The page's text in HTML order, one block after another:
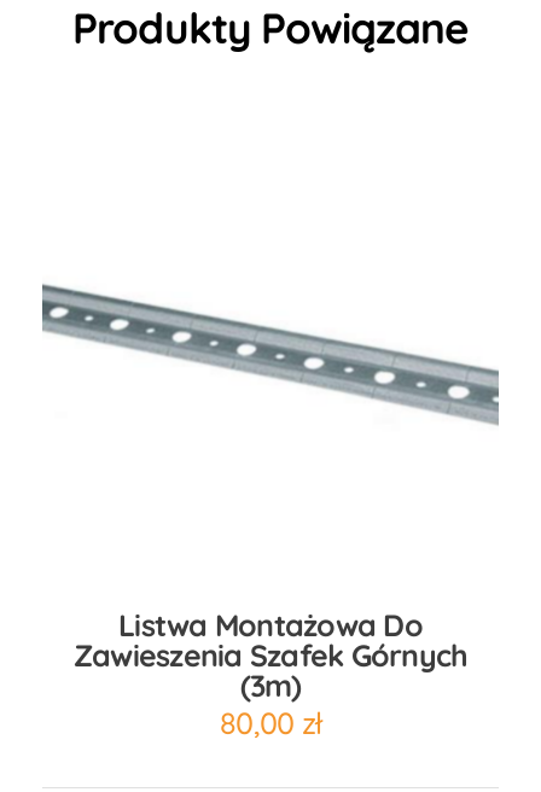
Produkty Powiązane
Listwa Montażowa Do
Zawieszenia Szafek Górnych
(3m)
80,00 zł